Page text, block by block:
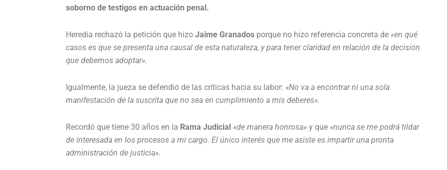
soborno de testigos en actuación penal.
Heredia rechazó la petición que hizo Jaime Granados porque no hizo referencia concreta de «en qué
casos es que se presenta una causal de esta naturaleza, y para tener claridad en relación de la decisión
que debemos adoptar».
Igualmente, la jueza se defendió de las críticas hacia su labor: «No va a encontrar ni una sola
manifestación de la suscrita que no sea en cumplimiento a mis deberes».
Recordó que tiene 30 años en la Rama Judicial «de manera honrosa» y que «nunca se me podrá tildar
de interesada en los procesos a mi cargo. El único interés que me asiste es impartir una pronta
administración de justicia».